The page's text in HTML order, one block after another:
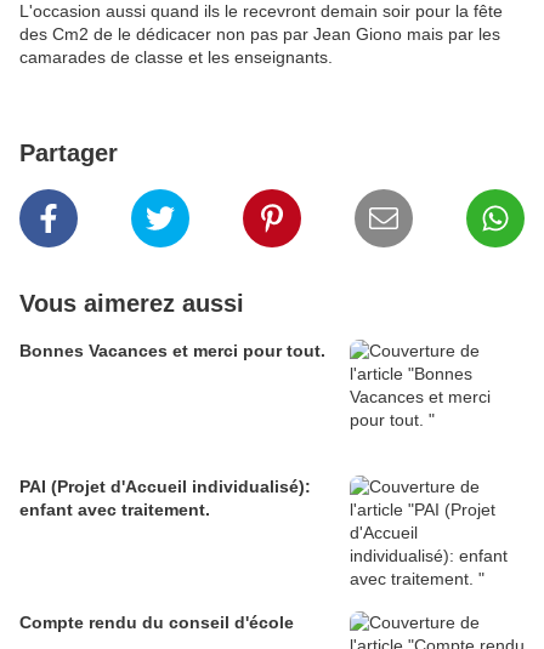
L'occasion aussi quand ils le recevront demain soir pour la fête
des Cm2 de le dédicacer non pas par Jean Giono mais par les
camarades de classe et les enseignants.
Partager
Vous aimerez aussi
Bonnes Vacances et merci pour tout.
PAI (Projet d'Accueil individualisé):
enfant avec traitement.
Compte rendu du conseil d'école